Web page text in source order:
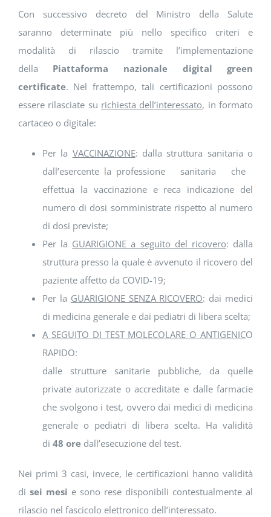
Con successivo decreto del Ministro della Salute
saranno determinate più nello specifico criteri e
modalità di rilascio tramite l’implementazione
della Piattaforma nazionale digital green
certificate. Nel frattempo, tali certificazioni possono
essere rilasciate su richiesta dell’interessato, in formato
cartaceo o digitale:
Per la VACCINAZIONE: dalla struttura sanitaria o
dall’esercente la professione sanitaria che
effettua la vaccinazione e reca indicazione del
numero di dosi somministrate rispetto al numero
di dosi previste;
Per la GUARIGIONE a seguito del ricovero: dalla
struttura presso la quale è avvenuto il ricovero del
paziente affetto da COVID-19;
Per la GUARIGIONE SENZA RICOVERO: dai medici
di medicina generale e dai pediatri di libera scelta;
A SEGUITO DI TEST MOLECOLARE O ANTIGENICO
RAPIDO:
dalle strutture sanitarie pubbliche, da quelle
private autorizzate o accreditate e dalle farmacie
che svolgono i test, ovvero dai medici di medicina
generale o pediatri di libera scelta. Ha validità
di 48 oredall’esecuzione del test.
Nei primi 3 casi, invece, le certificazioni hanno validità
di sei mesi e sono rese disponibili contestualmente al
rilascio nel fascicolo elettronico dell’interessato.